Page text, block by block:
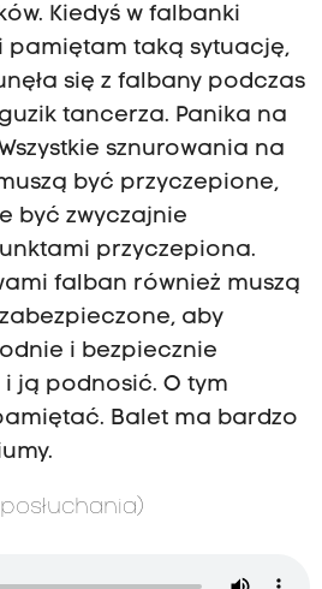
Kiedyś w falbanki
i pamiętam taką sytuację,
się z falbany podczas
tancerza. Panika na
sznurowania na
być przyczepione,
być zwyczajnie
przyczepiona.
falban również muszą
aby
i bezpiecznie
ją podnosić. O tym
Balet ma bardzo